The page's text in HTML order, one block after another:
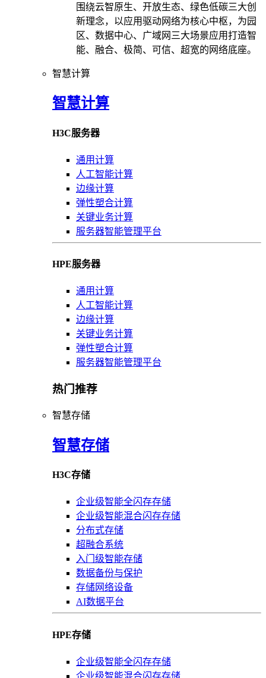
围绕云智原生、开放生态、绿色低碳三大创
新理念，以应用驱动网络为核心中枢，为园
区、数据中心、广域网三大场景应用打造智
能、融合、极简、可信、超宽的网络底座。
智慧计算
智慧计算
H3C服务器
通用计算
人工智能计算
边缘计算
弹性塑合计算
关键业务计算
服务器智能管理平台
HPE服务器
通用计算
人工智能计算
边缘计算
关键业务计算
弹性塑合计算
服务器智能管理平台
热门推荐
智慧存储
智慧存储
H3C存储
企业级智能全闪存存储
企业级智能混合闪存存储
分布式存储
超融合系统
入门级智能存储
数据备份与保护
存储网络设备
AI数据平台
HPE存储
企业级智能全闪存存储
企业级智能混合闪存存储